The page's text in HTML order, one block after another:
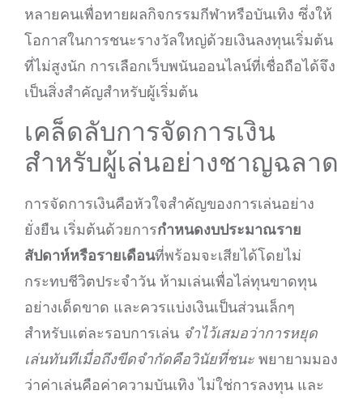
หลายคนเพื่อทายผลกิจกรรมกีฬาหรือบันเทิง ซึ่งให้
โอกาสในการชนะรางวัลใหญ่ด้วยเงินลงทุนเริ่มต้น
ที่ไม่สูงนัก การเลือกเว็บพนันออนไลน์ที่เชื่อถือได้จึง
เป็นสิ่งสำคัญสำหรับผู้เริ่มต้น
เคล็ดลับการจัดการเงิน
สำหรับผู้เล่นอย่างชาญฉลาด
การจัดการเงินคือหัวใจสำคัญของการเล่นอย่าง
ยั่งยืน เริ่มต้นด้วยการกำหนดงบประมาณราย
สัปดาห์หรือรายเดือนที่พร้อมจะเสียได้โดยไม่
กระทบชีวิตประจำวัน ห้ามเล่นเพื่อไล่ทุนขาดทุน
อย่างเด็ดขาด และควรแบ่งเงินเป็นส่วนเล็กๆ
สำหรับแต่ละรอบการเล่น จำไว้เสมอว่าการหยุด
เล่นทันทีเมื่อถึงขีดจำกัดคือวินัยที่ชนะ พยายามมอง
ว่าค่าเล่นคือค่าความบันเทิง ไม่ใช่การลงทุน และ